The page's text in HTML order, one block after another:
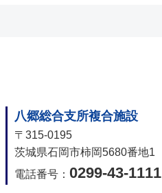
八郷総合支所複合施設
〒315-0195
茨城県石岡市柿岡5680番地1
電話番号： 0299-43-1111